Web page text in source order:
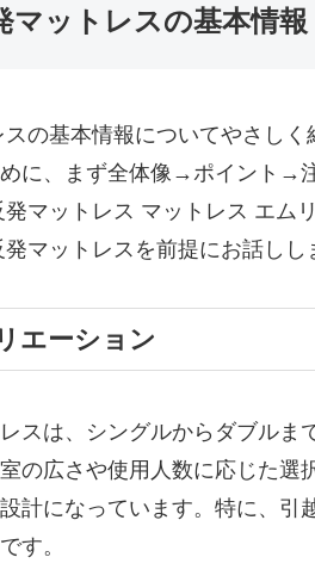
マットレスの基本情報
の基本情報についてやさし
に、まず全体像→ポイント→
マットレス マットレス エム
マットレスを前提にお話しし
エーション
スは、シングルからダブルま
の広さや使用人数に応じた選
計になっています。特に、引
す。